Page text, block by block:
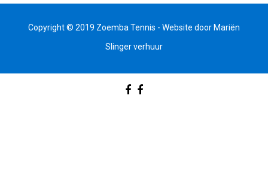
Copyright © 2019 Zoemba Tennis - Website door Mariën
Slinger verhuur